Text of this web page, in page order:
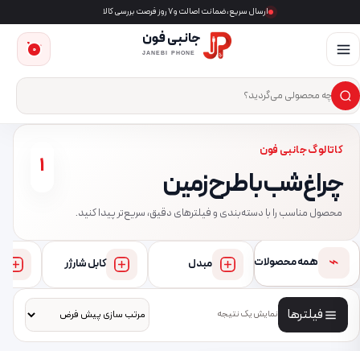
ارسال سریع، ضمانت اصالت و ۷ روز فرصت بررسی کالا
جانبی فون
JANEBI PHONE
جست‌وجوی محصول
×
0
کاتالوگ جانبی فون
چراغ شب با طرح زمین
محصول مناسب را با دسته‌بندی و فیلترهای دقیق، سریع‌تر پیدا کنید.
1
⌁ همه محصولات مبدل کابل شارژر
فیلترها نمایش یک نتیجه